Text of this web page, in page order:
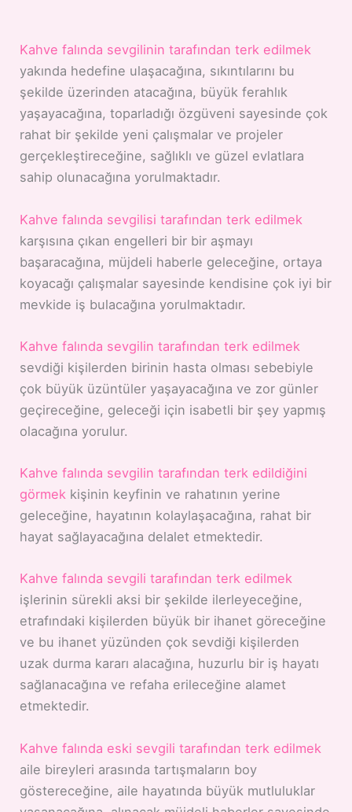
Kahve falında sevgilinin tarafından terk edilmek
yakında hedefine ulaşacağına, sıkıntılarını bu
şekilde üzerinden atacağına, büyük ferahlık
yaşayacağına, toparladığı özgüveni sayesinde çok
rahat bir şekilde yeni çalışmalar ve projeler
gerçekleştireceğine, sağlıklı ve güzel evlatlara
sahip olunacağına yorulmaktadır.
Kahve falında sevgilisi tarafından terk edilmek
karşısına çıkan engelleri bir bir aşmayı
başaracağına, müjdeli haberle geleceğine, ortaya
koyacağı çalışmalar sayesinde kendisine çok iyi bir
mevkide iş bulacağına yorulmaktadır.
Kahve falında sevgilin tarafından terk edilmek
sevdiği kişilerden birinin hasta olması sebebiyle
çok büyük üzüntüler yaşayacağına ve zor günler
geçireceğine, geleceği için isabetli bir şey yapmış
olacağına yorulur.
Kahve falında sevgilin tarafından terk edildiğini
görmek kişinin keyfinin ve rahatının yerine
geleceğine, hayatının kolaylaşacağına, rahat bir
hayat sağlayacağına delalet etmektedir.
Kahve falında sevgili tarafından terk edilmek
işlerinin sürekli aksi bir şekilde ilerleyeceğine,
etrafındaki kişilerden büyük bir ihanet göreceğine
ve bu ihanet yüzünden çok sevdiği kişilerden
uzak durma kararı alacağına, huzurlu bir iş hayatı
sağlanacağına ve refaha erileceğine alamet
etmektedir.
Kahve falında eski sevgili tarafından terk edilmek
aile bireyleri arasında tartışmaların boy
göstereceğine, aile hayatında büyük mutluluklar